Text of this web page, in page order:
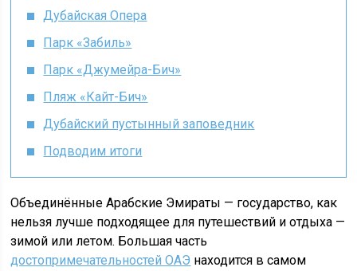
Дубайская Опера
Парк «Забиль»
Парк «Джумейра-Бич»
Пляж «Кайт-Бич»
Дубайский пустынный заповедник
Подводим итоги
Объединённые Арабские Эмираты — государство, как
нельзя лучше подходящее для путешествий и отдыха —
зимой или летом. Большая часть
достопримечательностей ОАЭ находится в самом